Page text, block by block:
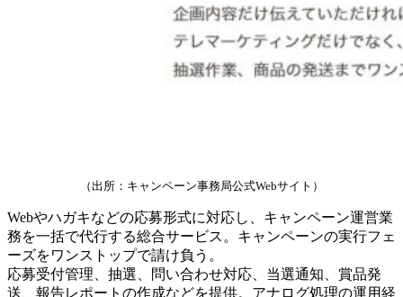
（出所：キャンペーン事務局公式Webサイト）
Webやハガキなどの応募形式に対応し、キャンペーン運営業
務を一括で代行する総合サービス。キャンペーンの実行フェ
ーズをワンストップで請け負う。
応募受付管理、抽選、問い合わせ対応、当選通知、賞品発
送、報告レポートの作成などを提供。アナログ処理の運用経